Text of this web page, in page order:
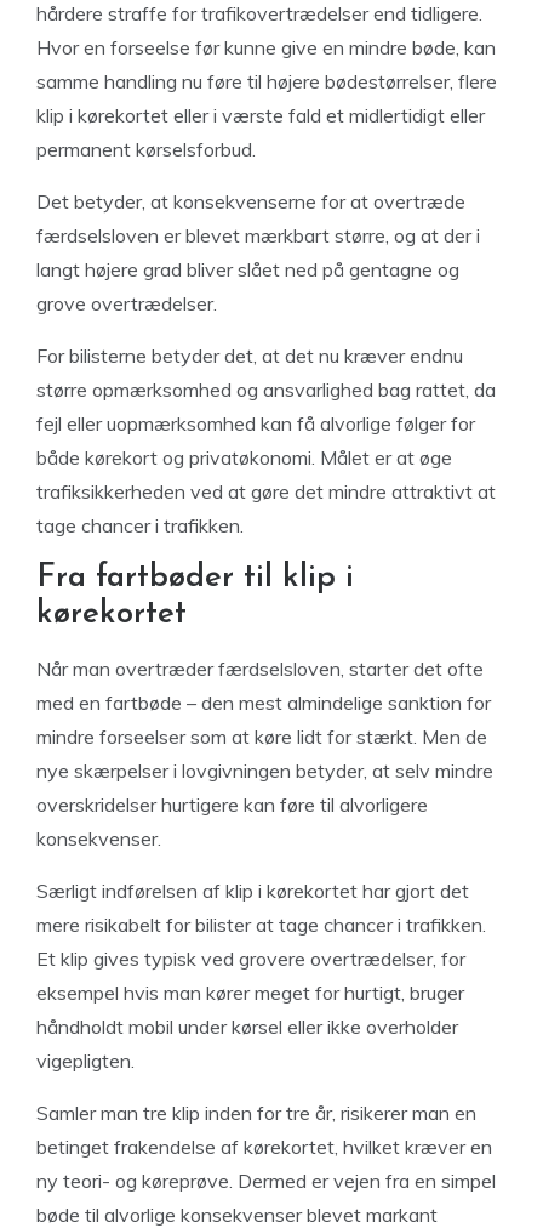
hårdere straffe for trafikovertrædelser end tidligere.
Hvor en forseelse før kunne give en mindre bøde, kan
samme handling nu føre til højere bødestørrelser, flere
klip i kørekortet eller i værste fald et midlertidigt eller
permanent kørselsforbud.
Det betyder, at konsekvenserne for at overtræde
færdselsloven er blevet mærkbart større, og at der i
langt højere grad bliver slået ned på gentagne og
grove overtrædelser.
For bilisterne betyder det, at det nu kræver endnu
større opmærksomhed og ansvarlighed bag rattet, da
fejl eller uopmærksomhed kan få alvorlige følger for
både kørekort og privatøkonomi. Målet er at øge
trafiksikkerheden ved at gøre det mindre attraktivt at
tage chancer i trafikken.
Fra fartbøder til klip i
kørekortet
Når man overtræder færdselsloven, starter det ofte
med en fartbøde – den mest almindelige sanktion for
mindre forseelser som at køre lidt for stærkt. Men de
nye skærpelser i lovgivningen betyder, at selv mindre
overskridelser hurtigere kan føre til alvorligere
konsekvenser.
Særligt indførelsen af klip i kørekortet har gjort det
mere risikabelt for bilister at tage chancer i trafikken.
Et klip gives typisk ved grovere overtrædelser, for
eksempel hvis man kører meget for hurtigt, bruger
håndholdt mobil under kørsel eller ikke overholder
vigepligten.
Samler man tre klip inden for tre år, risikerer man en
betinget frakendelse af kørekortet, hvilket kræver en
ny teori- og køreprøve. Dermed er vejen fra en simpel
bøde til alvorlige konsekvenser blevet markant